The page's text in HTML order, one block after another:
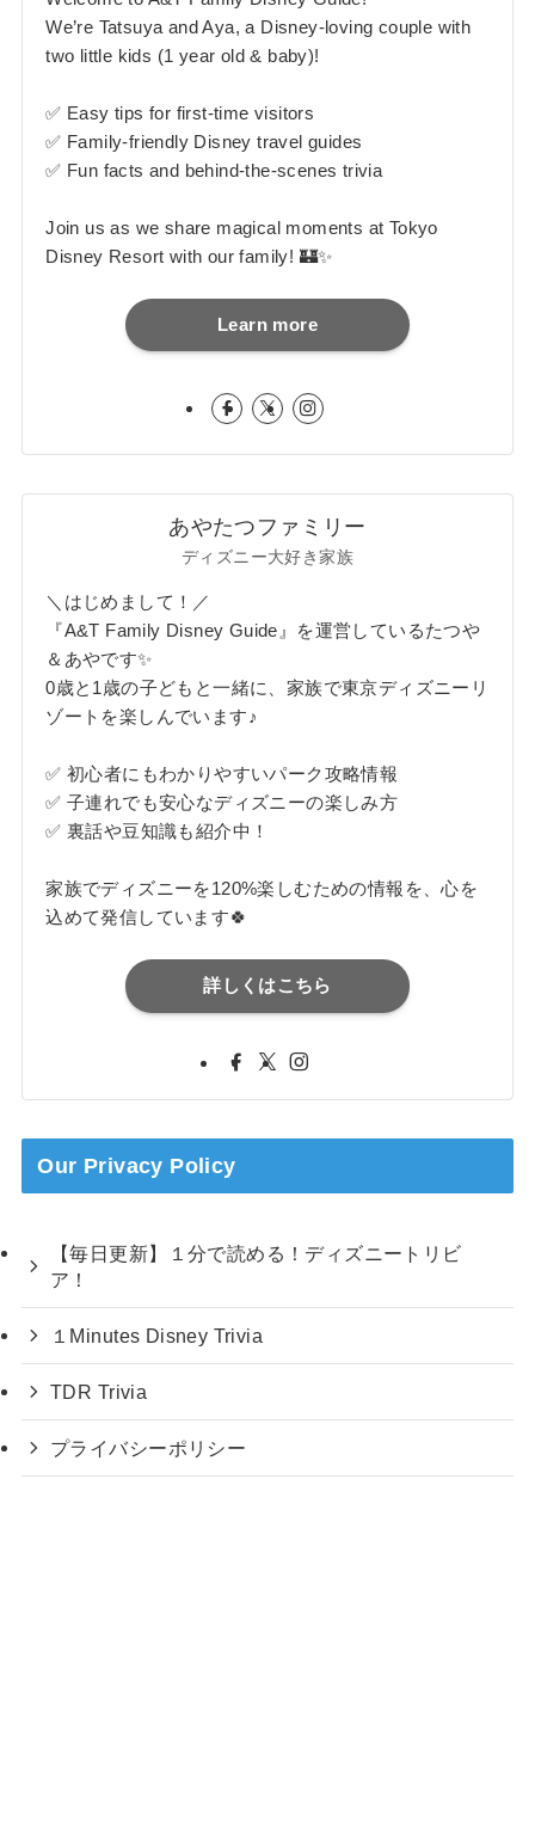
We’re Tatsuya and Aya, a Disney-loving couple with
two little kids (1 year old & baby)!
✅ Easy tips for first-time visitors
✅ Family-friendly Disney travel guides
✅ Fun facts and behind-the-scenes trivia
Join us as we share magical moments at Tokyo
Disney Resort with our family! 🏰✨
Learn more
あやたつファミリー
ディズニー大好き家族
＼はじめまして！／
『A&T Family Disney Guide』を運営しているたつや
＆あやです✨
0歳と1歳の子どもと一緒に、家族で東京ディズニーリ
ゾートを楽しんでいます♪
✅ 初心者にもわかりやすいパーク攻略情報
✅ 子連れでも安心なディズニーの楽しみ方
✅ 裏話や豆知識も紹介中！
家族でディズニーを120%楽しむための情報を、心を
込めて発信しています🍀
詳しくはこちら
Our Privacy Policy
【毎日更新】１分で読める！ディズニートリビ
ア！
１Minutes Disney Trivia
TDR Trivia
プライバシーポリシー